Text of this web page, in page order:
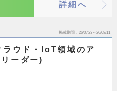
詳細へ
掲載期間 26/07/23～26/08/11
ラウド・IoT領域のア
ーダー)